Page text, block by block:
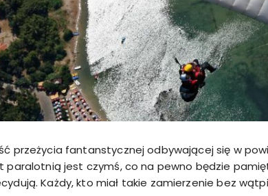
przeżycia fantanstycznej odbywającej się w
paralotnią jest czymś, co na pewno będzie
Każdy, kto miał takie zamierzenie bez